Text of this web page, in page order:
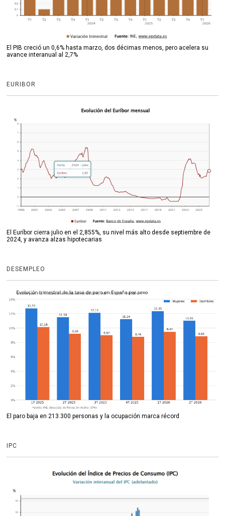
El PIB creció un 0,6% hasta marzo, dos décimas menos, pero acelera su
avance interanual al 2,7%
EURIBOR
El Euríbor cierra julio en el 2,855%, su nivel más alto desde septiembre de
2024, y avanza alzas hipotecarias
DESEMPLEO
El paro baja en 213.300 personas y la ocupación marca récord
IPC